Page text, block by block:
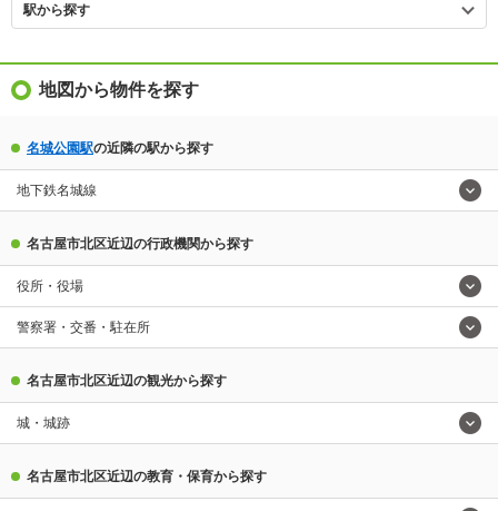
駅から探す
地図から物件を探す
名城公園駅の近隣の駅から探す
地下鉄名城線
名古屋市北区近辺の行政機関から探す
役所・役場
警察署・交番・駐在所
名古屋市北区近辺の観光から探す
城・城跡
名古屋市北区近辺の教育・保育から探す